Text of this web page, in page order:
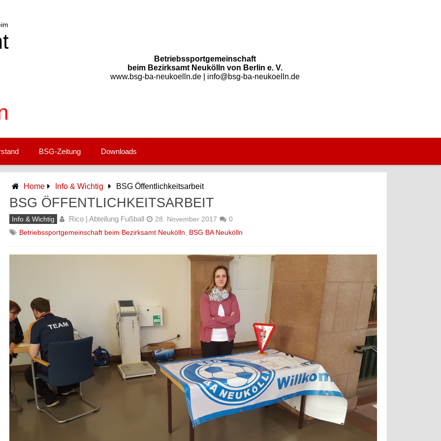
Betriebssportgemeinschaft
beim Bezirksamt Neukölln von Berlin e. V.
www.bsg-ba-neukoelln.de | info@bsg-ba-neukoelln.de
BSG-Zeitung Downloads
Home Info & Wichtig BSG Öffentlichkeitsarbeit
BSG ÖFFENTLICHKEITSARBEIT
Info & Wichtig Rico | Abteilung Fußball 28. November 2017
0
Betriebssportgemeinschaft beim Bezirksamt Neukölln
BSG BA Neukölln